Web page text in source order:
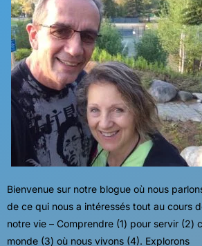
Bienvenue sur notre blogue où nous
de ce qui nous a intéressés tout au cours
notre vie – Comprendre (1) pour servir (2)
monde (3) où nous vivons (4). Explorons